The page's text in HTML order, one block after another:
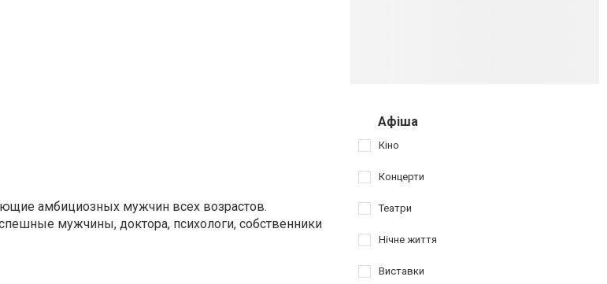
амбициозных мужчин всех возрастов.
мужчины, доктора, психологи, собственники
Афіша
Кіно
Концерти
Театри
Нічне життя
Виставки